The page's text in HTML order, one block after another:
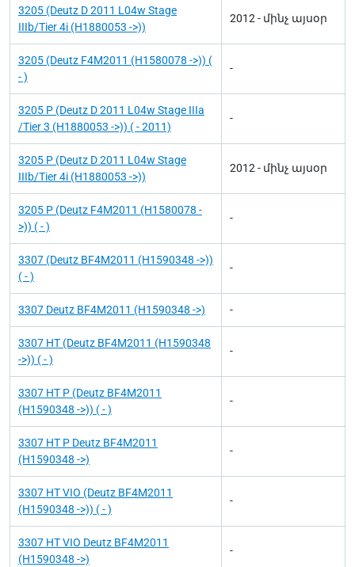
3205 (Deutz D 2011 L04w Stage
IIIb/Tier 4i (H1880053 ->))
2012 - մինչ այսօր
3205 (Deutz F4M2011 (H1580078 ->)) (
- )
-
3205 P (Deutz D 2011 L04w Stage IIIa
/Tier 3 (H1880053 ->)) ( - 2011)
-
3205 P (Deutz D 2011 L04w Stage
IIIb/Tier 4i (H1880053 ->))
2012 - մինչ այսօր
3205 P (Deutz F4M2011 (H1580078 -
>)) ( - )
-
3307 (Deutz BF4M2011 (H1590348 ->))
( - )
-
3307 Deutz BF4M2011 (H1590348 ->) -
3307 HT (Deutz BF4M2011 (H1590348
->)) ( - )
-
3307 HT P (Deutz BF4M2011
(H1590348 ->)) ( - )
-
3307 HT P Deutz BF4M2011
(H1590348 ->)
-
3307 HT VIO (Deutz BF4M2011
(H1590348 ->)) ( - )
-
3307 HT VIO Deutz BF4M2011
(H1590348 ->)
-